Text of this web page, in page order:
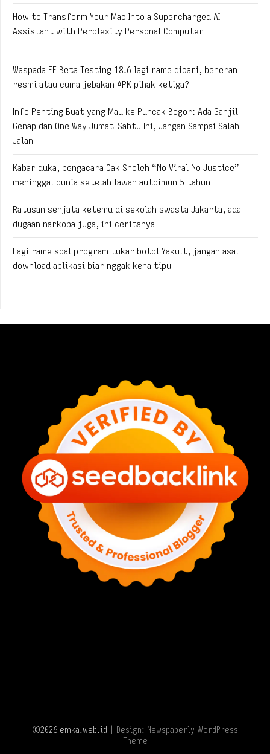
How to Transform Your Mac Into a Supercharged AI
Assistant with Perplexity Personal Computer
Waspada FF Beta Testing 18.6 lagi rame dicari, beneran
resmi atau cuma jebakan APK pihak ketiga?
Info Penting Buat yang Mau ke Puncak Bogor: Ada Ganjil
Genap dan One Way Jumat-Sabtu Ini, Jangan Sampai Salah
Jalan
Kabar duka, pengacara Cak Sholeh “No Viral No Justice”
meninggal dunia setelah lawan autoimun 5 tahun
Ratusan senjata ketemu di sekolah swasta Jakarta, ada
dugaan narkoba juga, ini ceritanya
Lagi rame soal program tukar botol Yakult, jangan asal
download aplikasi biar nggak kena tipu
©2026 emka.web.id | Design: Newspaperly WordPress
Theme